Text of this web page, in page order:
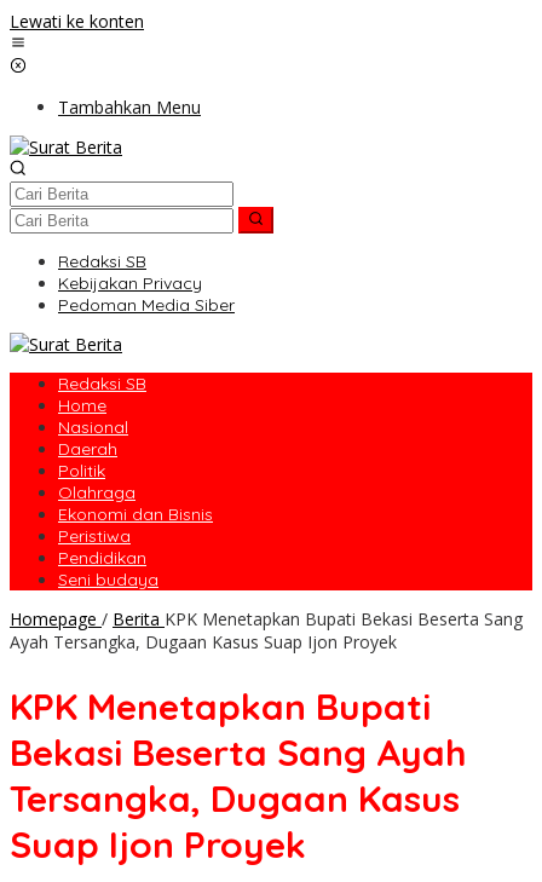
Lewati ke konten
Tambahkan Menu
Redaksi SB
Kebijakan Privacy
Pedoman Media Siber
Redaksi SB
Home
Nasional
Daerah
Politik
Olahraga
Ekonomi dan Bisnis
Peristiwa
Pendidikan
Seni budaya
Homepage / Berita KPK Menetapkan Bupati Bekasi Beserta Sang
Ayah Tersangka, Dugaan Kasus Suap Ijon Proyek
KPK Menetapkan Bupati
Bekasi Beserta Sang Ayah
Tersangka, Dugaan Kasus
Suap Ijon Proyek